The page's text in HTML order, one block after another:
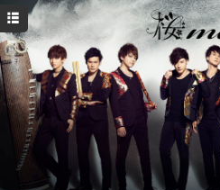
HOME
NEWS
PROFILE
SCHEDULE
DISCOGRAPHY
お仕事のご依頼